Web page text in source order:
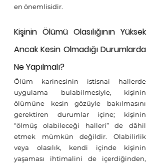
en önemlisidir.
Kişinin Ölümü Olasılığının Yüksek
Ancak Kesin Olmadığı Durumlarda
Ne Yapılmalı?
Ölüm karinesinin istisnai hallerde
uygulama bulabilmesiyle, kişinin
ölümüne kesin gözüyle bakılmasını
gerektiren durumlar içine; kişinin
“ölmüş olabileceği halleri” de dâhil
etmek mümkün değildir. Olabilirlik
veya olasılık, kendi içinde kişinin
yaşaması ihtimalini de içerdiğinden,